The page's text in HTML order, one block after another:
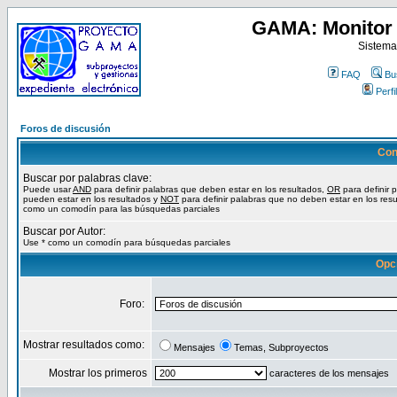
GAMA:
FAQ
Perfil
Foros de discusión
Buscar por palabras clave:
Puede usarAND para definir palabras que deben estar en los resultados, OR para definir
pueden estar en los resultados y NOT para definir palabras que no deben estar en los
como un comodín para las búsquedas parciales
Buscar por Autor:
Use * como un comodín para búsquedas parciales
Foro:
Mostrar resultados como: Mensajes Temas, Subproyectos
Mostrar los primeros caracteres de los mensajes